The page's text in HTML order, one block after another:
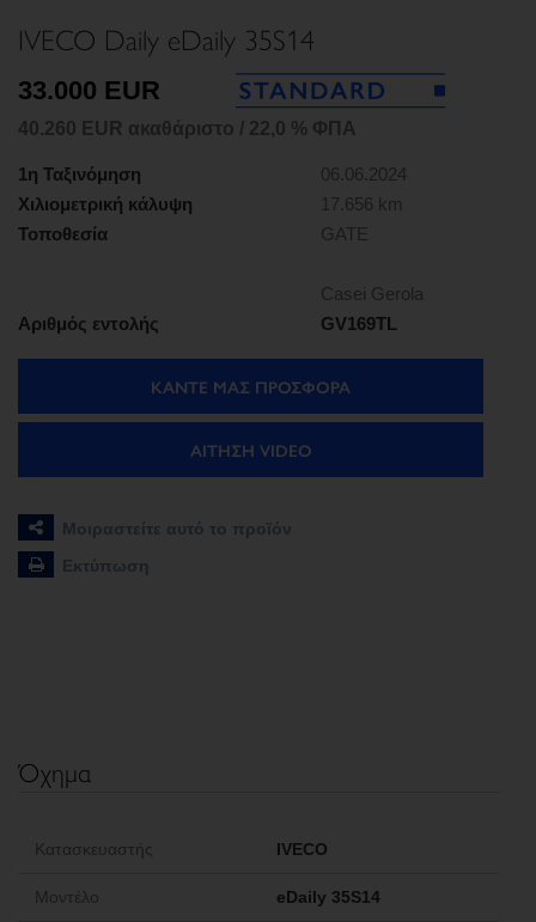
IVECO Daily eDaily 35S14
33.000 EUR
40.260 EUR ακαθάριστο / 22,0 % ΦΠΑ
1η Ταξινόμηση
06.06.2024
Χιλιομετρική κάλυψη
17.656 km
Τοποθεσία
GATE
Casei Gerola
Αριθμός εντολής
GV169TL
ΚΑΝΤΕ ΜΑΣ ΠΡΟΣΦΟΡΑ
ΑΊΤΗΣΗ VIDEO
Μοιραστείτε αυτό το προϊόν
Εκτύπωση
Όχημα
Κατασκευαστής IVECO
Μοντέλο eDaily 35S14